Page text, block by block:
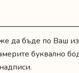
да бъде по Ваш
буквално